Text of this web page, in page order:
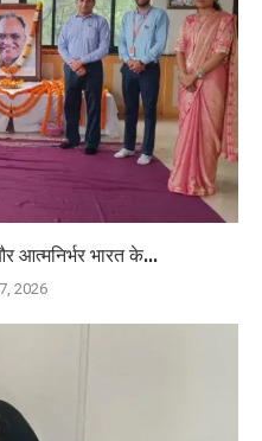
आत्मनिर्भर भारत के...
2026